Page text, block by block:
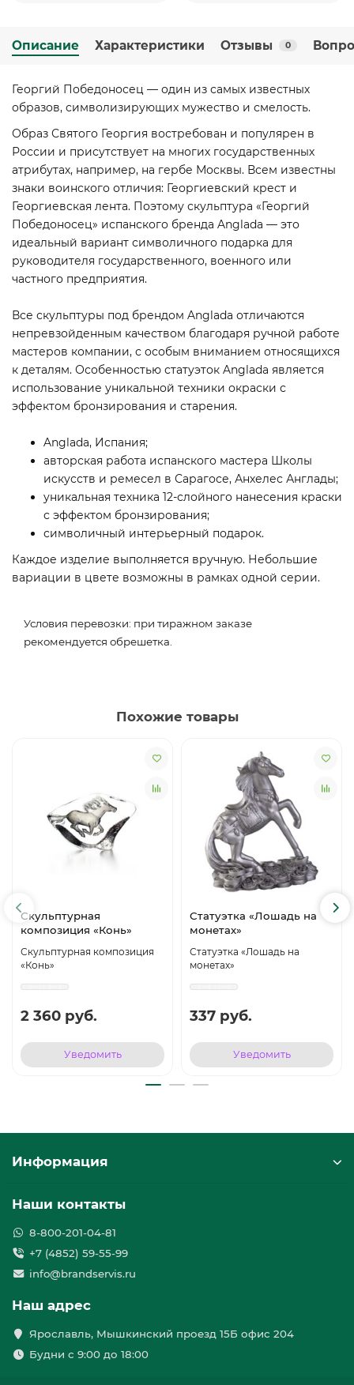
Описание Характеристики Отзывы 0
Георгий Победоносец — один из самых известных
образов, символизирующих мужество и смелость.
Образ Святого Георгия востребован и популярен в
России и присутствует на многих государственных
атрибутах, например, на гербе Москвы. Всем известны
знаки воинского отличия: Георгиевский крест и
Георгиевская лента. Поэтому скульптура «Георгий
Победоносец» испанского бренда Anglada — это
идеальный вариант символичного подарка для
руководителя государственного, военного или
частного предприятия.
Все скульптуры под брендом Anglada отличаются
непревзойденным качеством благодаря ручной работе
мастеров компании, с особым вниманием относящихся
к деталям. Особенностью статуэток Anglada является
использование уникальной техники окраски с
эффектом бронзирования и старения.
Anglada, Испания;
авторская работа испанского мастера Школы
искусств и ремесел в Сарагосе, Анхелес Англады;
уникальная техника 12-слойного нанесения краски
с эффектом бронзирования;
символичный интерьерный подарок.
Каждое изделие выполняется вручную. Небольшие
вариации в цвете возможны в рамках одной серии.
Условия перевозки: при тиражном заказе
рекомендуется обрешетка.
Похожие товары
Скульптурная
композиция «Конь»
Скульптурная композиция
«Конь»
2 360 руб.
Уведомить
Статуэтка «Лошадь на
монетах»
Статуэтка «Лошадь на
монетах»
337 руб.
Уведомить
Информация
Наши контакты
8-800-201-04-81
+7 (4852) 59-55-99
info@brandservis.ru
Наш адрес
Ярославль, Мышкинский проезд 15Б офис 204
Будни с 9:00 до 18:00